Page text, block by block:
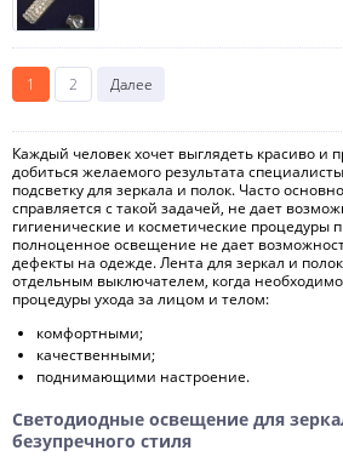
1 2 Далее
Каждый человек хочет выглядеть красиво и
добиться желаемого результата
подсветку для зеркала и полок. Часто
справляется с такой задачей, не дает
гигиенические и косметические процедуры
полноценное освещение не дает
дефекты на одежде. Лента для зеркал и
отдельным выключателем, когда
процедуры ухода за лицом и телом:
комфортными;
качественными;
поднимающими настроение.
Светодиодные освещение для
безупречного стиля